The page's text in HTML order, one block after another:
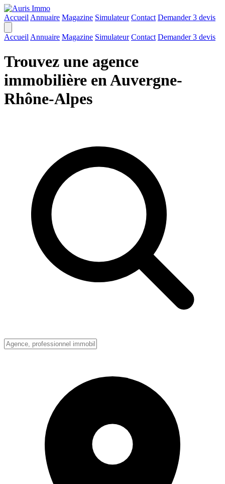
Accueil Annuaire Magazine Simulateur Contact Demander 3 devis
Accueil Annuaire Magazine Simulateur Contact Demander 3 devis
Trouvez une agence
immobilière en Auvergne-
Rhône-Alpes